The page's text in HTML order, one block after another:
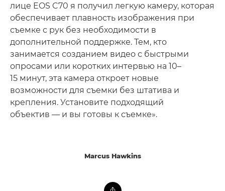
лице EOS C70 я получил легкую камеру, которая
обеспечивает плавность изображения при
съемке с рук без необходимости в
дополнительной поддержке. Тем, кто
занимается созданием видео с быстрыми
опросами или коротких интервью на 10–
15 минут, эта камера откроет новые
возможности для съемки без штатива и
крепления. Установите подходящий
объектив — и вы готовы к съемке».
Marcus Hawkins